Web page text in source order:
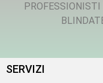
PROFESSIONISTI
SERVIZI